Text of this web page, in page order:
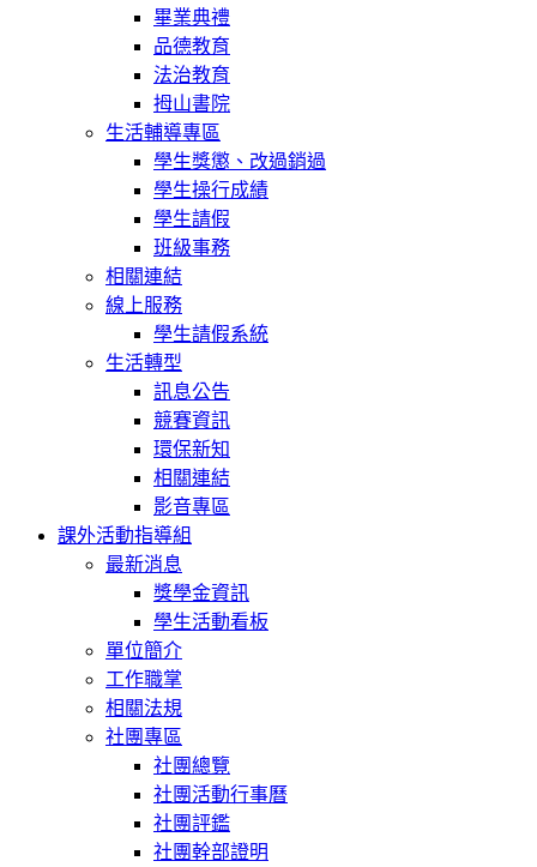
畢業典禮
品德教育
法治教育
拇山書院
生活輔導專區
學生獎懲、改過銷過
學生操行成績
學生請假
班級事務
相關連結
線上服務
學生請假系統
生活轉型
訊息公告
競賽資訊
環保新知
相關連結
影音專區
課外活動指導組
最新消息
獎學金資訊
學生活動看板
單位簡介
工作職掌
相關法規
社團專區
社團總覽
社團活動行事曆
社團評鑑
社團幹部證明